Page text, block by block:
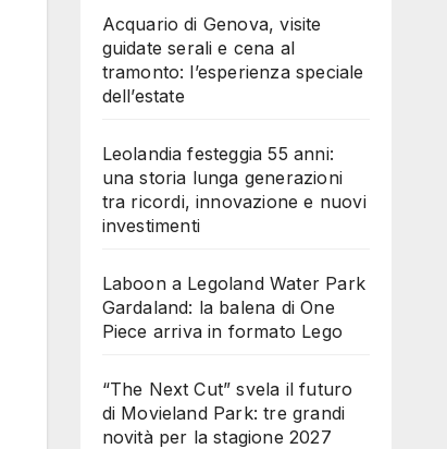
Acquario di Genova, visite
guidate serali e cena al
tramonto: l’esperienza speciale
dell’estate
Leolandia festeggia 55 anni:
una storia lunga generazioni
tra ricordi, innovazione e nuovi
investimenti
Laboon a Legoland Water Park
Gardaland: la balena di One
Piece arriva in formato Lego
“The Next Cut” svela il futuro
di Movieland Park: tre grandi
novità per la stagione 2027